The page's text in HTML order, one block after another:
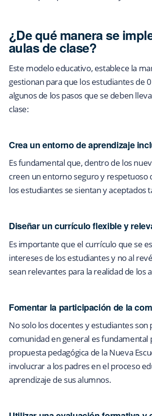
¿De qué manera se
aulas de clase?
Este modelo educativo, establece la
gestionan para que los estudiantes de
algunos de los pasos que se deben
clase:
Crea un entorno de aprendizaje
Es fundamental que, dentro de los
creen un entorno seguro y respetuoso
los estudiantes se sientan y aceptados
Diseñar un currículo flexible y
Es importante que el currículo que se
intereses de los estudiantes y no al
sean relevantes para la realidad de los
Fomentar la participación de la
No solo los docentes y estudiantes
comunidad en general es fundamental
propuesta pedagógica de la Nueva
involucrar a los padres en el proceso
aprendizaje de sus alumnos.